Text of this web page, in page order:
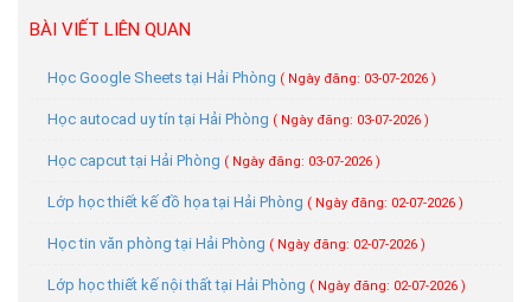
BÀI VIẾT LIÊN QUAN
Học Google Sheets tại Hải Phòng ( Ngày đăng: 03-07-2026 )
Học autocad uy tín tại Hải Phòng ( Ngày đăng: 03-07-2026 )
Học capcut tại Hải Phòng ( Ngày đăng: 03-07-2026 )
Lớp học thiết kế đồ họa tại Hải Phòng ( Ngày đăng: 02-07-2026 )
Học tin văn phòng tại Hải Phòng ( Ngày đăng: 02-07-2026 )
Lớp học thiết kế nội thất tại Hải Phòng ( Ngày đăng: 02-07-2026 )